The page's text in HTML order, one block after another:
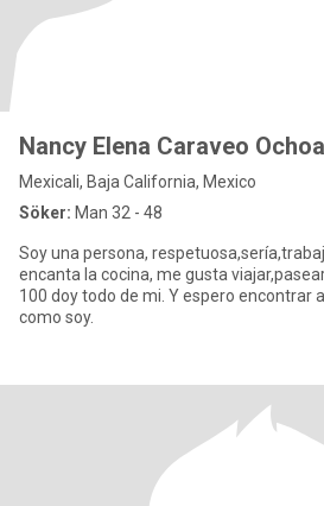
Nancy Elena Caraveo Ochoa
Mexicali, Baja California, Mexico
Söker: Man 32 - 48
Soy una persona,
encanta la cocina, me gusta
100 doy todo de mi. Y espero encontrar
como soy.